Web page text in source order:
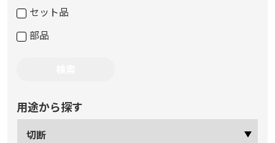
セット品
部品
用途から探す
切断